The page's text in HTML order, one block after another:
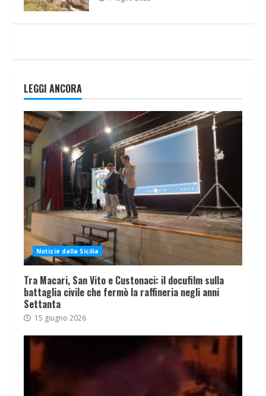
LEGGI ANCORA
Notizie dalla Sicilia
Tra Macari, San Vito e Custonaci: il docufilm sulla
battaglia civile che fermò la raffineria negli anni
Settanta
15 giugno 2026